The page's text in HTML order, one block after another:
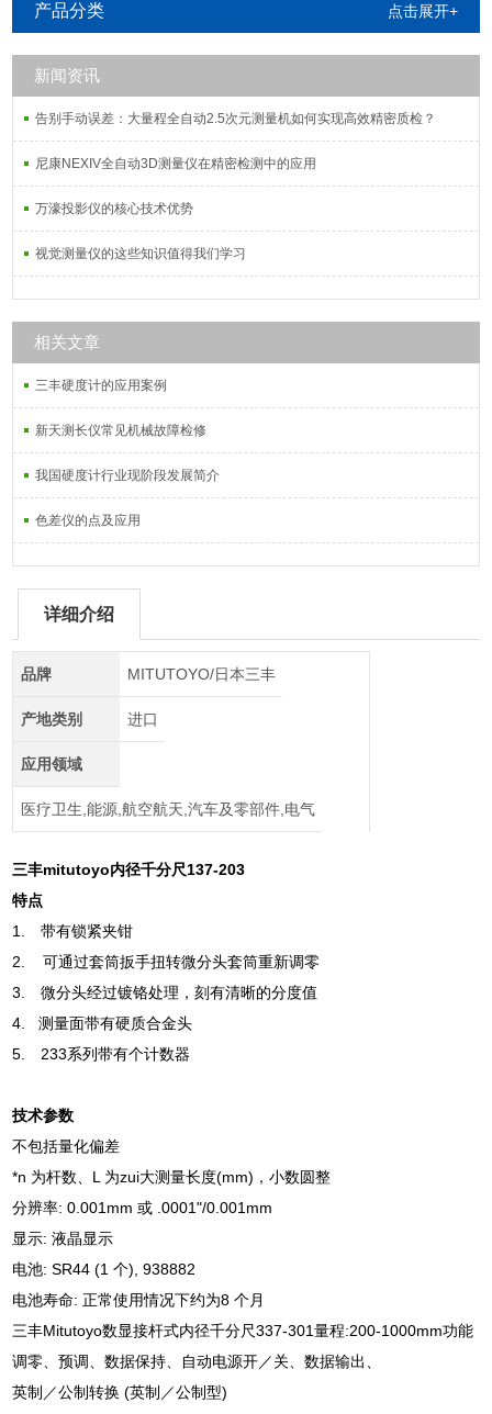
产品分类 点击展开+
新闻资讯
告别手动误差：大量程全自动2.5次元测量机如何实现高效精密质检？
尼康NEXIV全自动3D测量仪在精密检测中的应用
万濠投影仪的核心技术优势
视觉测量仪的这些知识值得我们学习
相关文章
三丰硬度计的应用案例
新天测长仪常见机械故障检修
我国硬度计行业现阶段发展简介
色差仪的点及应用
详细介绍
品牌 MITUTOYO/日本三丰
产地类别 进口
应用领域
医疗卫生,能源,航空航天,汽车及零部件,电气
三丰mitutoyo内径千分尺137-203
特点
1.
带有锁紧夹钳
2. 可通过套筒扳手扭转微分头套筒重新调零
3. 微分头经过镀铬处理，刻有清晰的分度值
4. 测量面带有硬质合金头
5. 233系列带有个计数器
技术参数
不包括量化偏差
*n 为杆数、L 为zui大测量长度(mm)，小数圆整
分辨率: 0.001mm 或 .0001"/0.001mm
显示: 液晶显示
电池: SR44 (1 个), 938882
电池寿命: 正常使用情况下约为8 个月
三丰Mitutoyo数显接杆式内径千分尺337-301量程:200-1000mm功能
调零、预调、数据保持、自动电源开／关、数据输出、
英制／公制转换 (英制／公制型)